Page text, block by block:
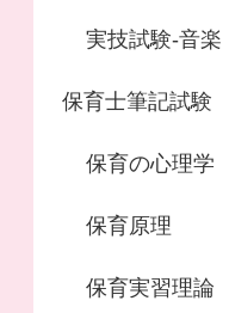
実技試験-音楽
保育士筆記試験
保育の心理学
保育原理
保育実習理論